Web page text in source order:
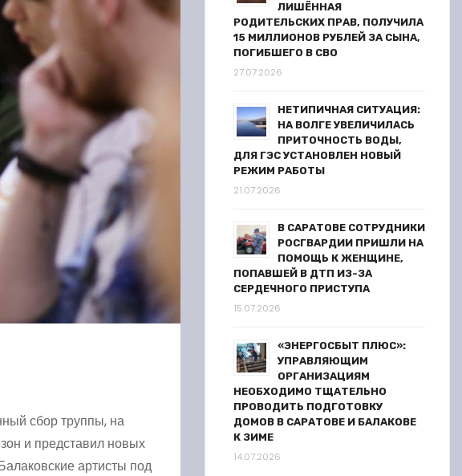
сбор труппы, на
и представил новых
артисты под
ЛИШЁННАЯ
РОДИТЕЛЬСКИХ ПРАВ, ПОЛУЧИЛА
15 МИЛЛИОНОВ РУБЛЕЙ ЗА СЫНА,
ПОГИБШЕГО В СВО
27.07.2026
НЕТИПИЧНАЯ СИТУАЦИЯ:
НА ВОЛГЕ УВЕЛИЧИЛАСЬ
ПРИТОЧНОСТЬ ВОДЫ,
ДЛЯ ГЭС УСТАНОВЛЕН НОВЫЙ
РЕЖИМ РАБОТЫ
21.07.2026
В САРАТОВЕ СОТРУДНИКИ
РОСГВАРДИИ ПРИШЛИ НА
ПОМОЩЬ К ЖЕНЩИНЕ,
ПОПАВШЕЙ В ДТП ИЗ-ЗА
СЕРДЕЧНОГО ПРИСТУПА
15.07.2026
«ЭНЕРГОСБЫТ ПЛЮС»:
УПРАВЛЯЮЩИМ
ОРГАНИЗАЦИЯМ
НЕОБХОДИМО ТЩАТЕЛЬНО
ПРОВОДИТЬ ПОДГОТОВКУ
ДОМОВ В САРАТОВЕ И БАЛАКОВЕ
К ЗИМЕ
14.07.2026